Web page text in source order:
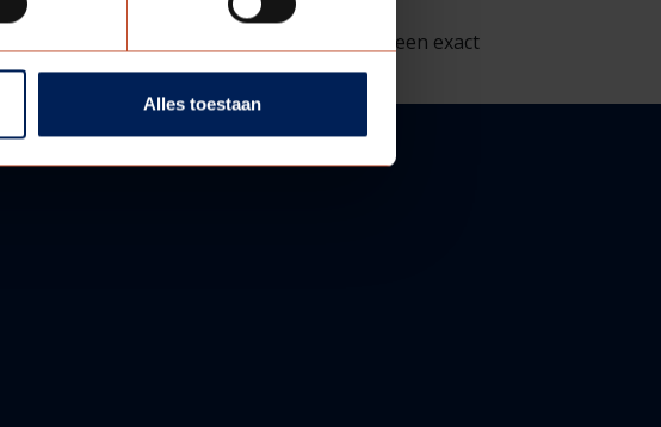
Alles toestaan
matgradaties is het benoemen van een exact